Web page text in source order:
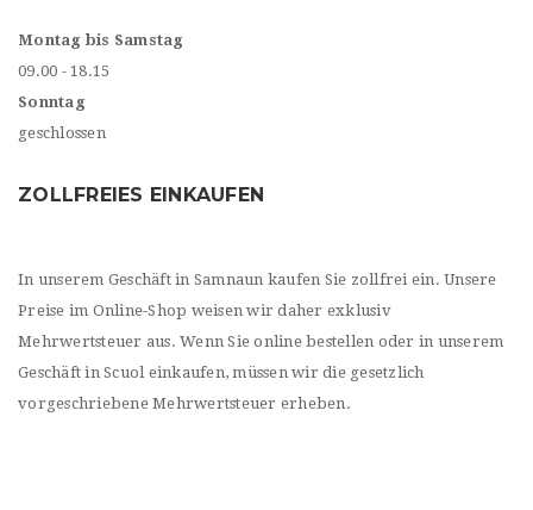
Montag bis Samstag
09.00 - 18.15
Sonntag
geschlossen
ZOLLFREIES EINKAUFEN
In unserem Geschäft in Samnaun kaufen Sie zollfrei ein. Unsere
Preise im Online-Shop weisen wir daher exklusiv
Mehrwertsteuer aus. Wenn Sie online bestellen oder in unserem
Geschäft in Scuol einkaufen, müssen wir die gesetzlich
vorgeschriebene Mehrwertsteuer erheben.